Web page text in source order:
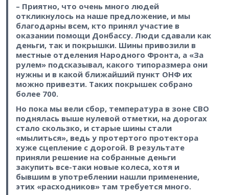
– Приятно, что очень много людей
откликнулось на наше предложение, и мы
благодарны всем, кто принял участие в
оказании помощи Донбассу. Люди сдавали как
деньги, так и покрышки. Шины привозили в
местные отделения Народного Фронта, а «За
рулем» подсказывал, какого типоразмера они
нужны и в какой ближайший пункт ОНФ их
можно привезти. Таких покрышек собрано
более 700.
Но пока мы вели сбор, температура в зоне СВО
поднялась выше нулевой отметки, на дорогах
стало скользко, и старые шины стали
«мылиться», ведь у протертого протектора
хуже сцепление с дорогой. В результате
приняли решение на собранные деньги
закупить все-таки новые колеса, хотя и
бывшим в употреблении нашли применение,
этих «расходников» там требуется много.